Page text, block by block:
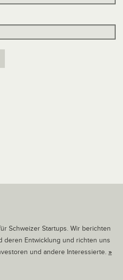
Schweizer Startups. Wir berichten
deren Entwicklung und richten uns
und andere Interessierte. »